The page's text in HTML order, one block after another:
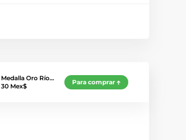
Medalla Oro Río…
30 Mex$
Para comprar